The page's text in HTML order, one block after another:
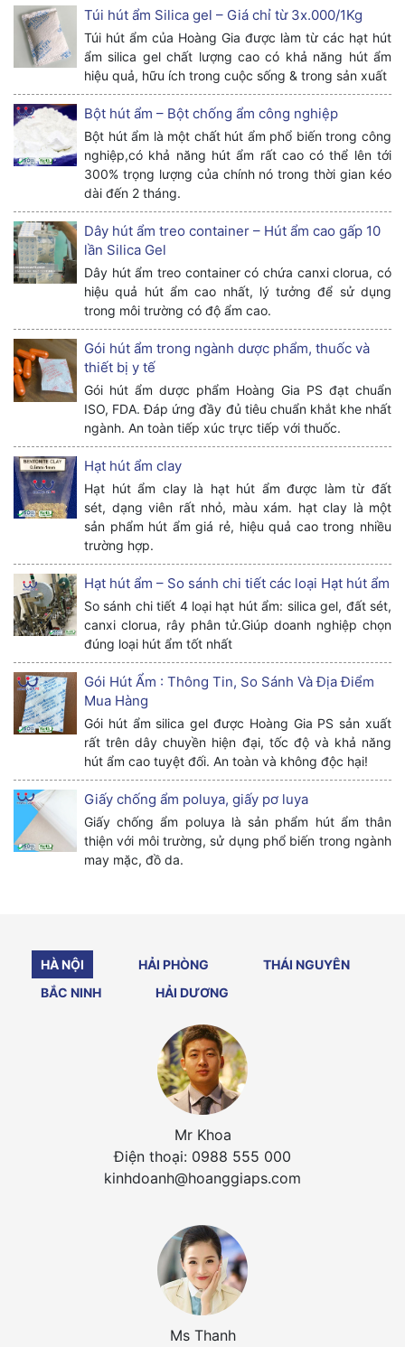
Túi hút ẩm Silica gel – Giá chỉ từ 3x.000/1Kg
Túi hút ẩm của Hoàng Gia được làm từ các hạt hút
ẩm silica gel chất lượng cao có khả năng hút ẩm
hiệu quả, hữu ích trong cuộc sống & trong sản xuất
Bột hút ẩm – Bột chống ẩm công nghiệp
Bột hút ẩm là một chất hút ẩm phổ biến trong công
nghiệp,có khả năng hút ẩm rất cao có thể lên tới
300% trọng lượng của chính nó trong thời gian kéo
dài đến 2 tháng.
Dây hút ẩm treo container – Hút ẩm cao gấp 10
lần Silica Gel
Dây hút ẩm treo container có chứa canxi clorua, có
hiệu quả hút ẩm cao nhất, lý tưởng để sử dụng
trong môi trường có độ ẩm cao.
Gói hút ẩm trong ngành dược phẩm, thuốc và
thiết bị y tế
Gói hút ẩm dược phẩm Hoàng Gia PS đạt chuẩn
ISO, FDA. Đáp ứng đầy đủ tiêu chuẩn khắt khe nhất
ngành. An toàn tiếp xúc trực tiếp với thuốc.
Hạt hút ẩm clay
Hạt hút ẩm clay là hạt hút ẩm được làm từ đất
sét, dạng viên rất nhỏ, màu xám. hạt clay là một
sản phẩm hút ẩm giá rẻ, hiệu quả cao trong nhiều
trường hợp.
Hạt hút ẩm – So sánh chi tiết các loại Hạt hút ẩm
So sánh chi tiết 4 loại hạt hút ẩm: silica gel, đất sét,
canxi clorua, rây phân tử.Giúp doanh nghiệp chọn
đúng loại hút ẩm tốt nhất
Gói Hút Ẩm : Thông Tin, So Sánh Và Địa Điểm
Mua Hàng
Gói hút ẩm silica gel được Hoàng Gia PS sản xuất
rất trên dây chuyền hiện đại, tốc độ và khả năng
hút ẩm cao tuyệt đối. An toàn và không độc hại!
Giấy chống ẩm poluya, giấy pơ luya
Giấy chống ẩm poluya là sản phẩm hút ẩm thân
thiện với môi trường, sử dụng phổ biến trong ngành
may mặc, đồ da.
HÀ NỘI HẢI PHÒNG
THÁI NGUYÊN
BẮC NINH
HẢI DƯƠNG
Mr Khoa
Điện thoại: 0988 555 000
kinhdoanh@hoanggiaps.com
Ms Thanh